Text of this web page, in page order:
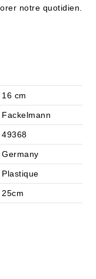
notre quotidien.
16 cm
Fackelmann
49368
Germany
Plastique
25cm